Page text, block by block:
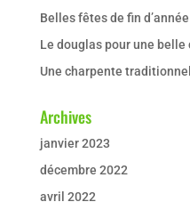
Belles fêtes de fin d’année
Le douglas pour une
Une charpente
Archives
janvier 2023
décembre 2022
avril 2022